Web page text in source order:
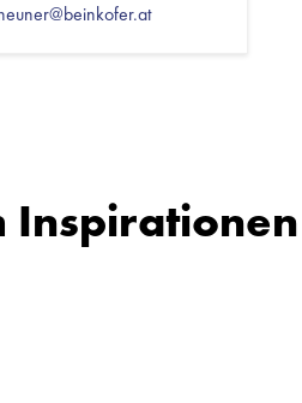
Inspirationen